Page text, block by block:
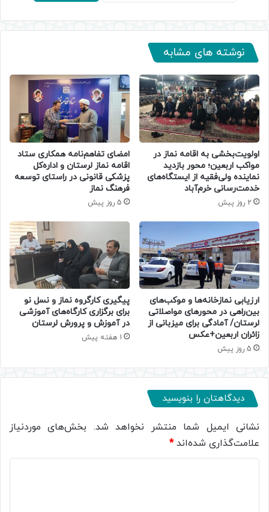
نوشته های مشابه
اولویت‌بخشی به اقامه نماز در
مواکب اربعین؛ محور بازدید
نماینده ولی‌فقیه از ایستگاه‌های
خدمت‌رسانی خرم‌آباد
2 روز پیش
امضای تفاهم‌نامه همکاری ستاد
اقامه نماز لرستان و اداره‌کل
پزشکی قانونی در راستای توسعه
فرهنگ نماز
5 روز پیش
ارزیابی نمازخانه‌ها و موکب‌های
بین‌راهی در محورهای مواصلاتی
لرستان/ آمادگی برای میزبانی از
زائران اربعین+عکس
5 روز پیش
پیگیری کارگروه نماز و نسل نو
برای برگزاری کارگاه‌های آموزشی
در آموزش و پرورش لرستان
1 هفته پیش
دیدگاهتان را بنویسید
نشانی ایمیل شما منتشر نخواهد شد. بخش‌های موردنیاز
علامت‌گذاری شده‌اند*